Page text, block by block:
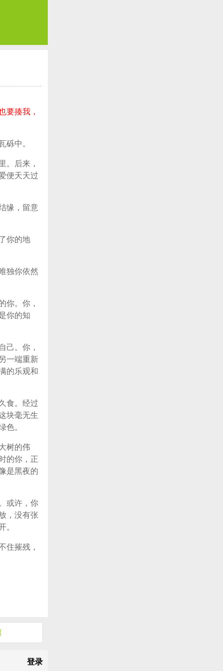
要揍我，
砾中。
。后来，
便天天过
缘，留意
你的地
独你依然
你。你，
你的知
己。你，
一端重新
的乐观和
食。经过
块毫无生
色。
树的伟
的你，正
是黑夜的
或许，你
，没有张
。
住摧残，
登录